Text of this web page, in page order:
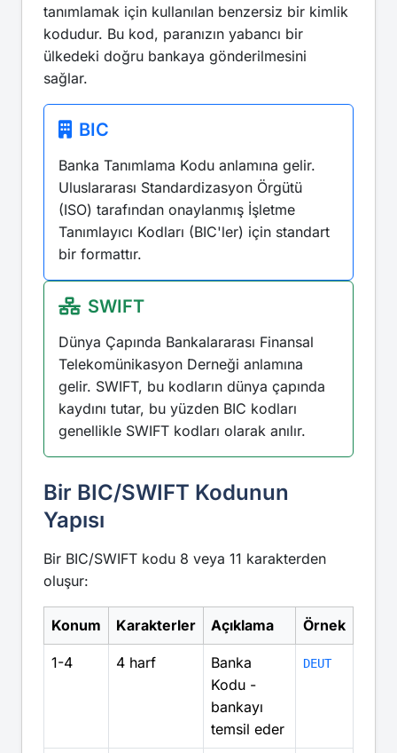
tanımlamak için kullanılan benzersiz bir kimlik
kodudur. Bu kod, paranızın yabancı bir
ülkedeki doğru bankaya gönderilmesini
sağlar.
BIC
Banka Tanımlama Kodu anlamına gelir.
Uluslararası Standardizasyon Örgütü
(ISO) tarafından onaylanmış İşletme
Tanımlayıcı Kodları (BIC'ler) için standart
bir formattır.
SWIFT
Dünya Çapında Bankalararası Finansal
Telekomünikasyon Derneği anlamına
gelir. SWIFT, bu kodların dünya çapında
kaydını tutar, bu yüzden BIC kodları
genellikle SWIFT kodları olarak anılır.
Bir BIC/SWIFT Kodunun
Yapısı
Bir BIC/SWIFT kodu 8 veya 11 karakterden
oluşur:
Konum Karakterler Açıklama Örnek
1-4 4 harf
Banka
Kodu -
bankayı
temsil eder
DEUT